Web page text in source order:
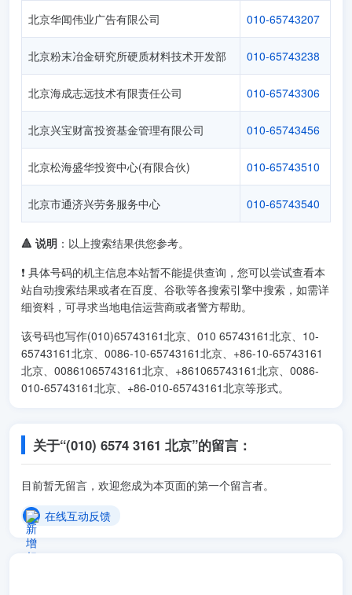
北京华闻伟业广告有限公司 010-65743207
北京粉末冶金研究所硬质材料技术开发部 010-65743238
北京海成志远技术有限责任公司 010-65743306
北京兴宝财富投资基金管理有限公司 010-65743456
北京松海盛华投资中心(有限合伙) 010-65743510
北京市通济兴劳务服务中心 010-65743540
🔺 说明 ：以上搜索结果供您参考。
❗ 具体号码的机主信息本站暂不能提供查询，您可以尝试查看本
站自动搜索结果或者在百度、谷歌等各搜索引擎中搜索，如需详
细资料，可寻求当地电信运营商或者警方帮助。
该号码也写作(010)65743161北京、010 65743161北京、10-
65743161北京、0086-10-65743161北京、+86-10-65743161
北京、00861065743161北京、+861065743161北京、0086-
010-65743161北京、+86-010-65743161北京等形式。
关于“(010) 6574 3161 北京”的留言：
目前暂无留言，欢迎您成为本页面的第一个留言者。
在线互动反馈